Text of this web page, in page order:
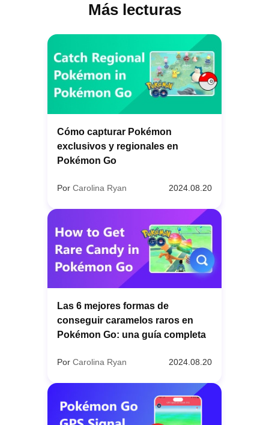
Más lecturas
Cómo capturar Pokémon
exclusivos y regionales en
Pokémon Go
Por Carolina Ryan 2024.08.20
Las 6 mejores formas de
conseguir caramelos raros en
Pokémon Go: una guía completa
Por Carolina Ryan 2024.08.20